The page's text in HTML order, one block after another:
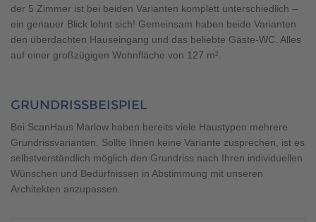
der 5 Zimmer ist bei beiden Varianten komplett unterschiedlich –
ein genauer Blick lohnt sich! Gemeinsam haben beide Varianten
den überdachten Hauseingang und das beliebte Gäste-WC. Alles
auf einer großzügigen Wohnfläche von 127 m².
GRUNDRISSBEISPIEL
Bei ScanHaus Marlow haben bereits viele Haustypen mehrere
Grundrissvarianten. Sollte Ihnen keine Variante zusprechen, ist es
selbstverständlich möglich den Grundriss nach Ihren individuellen
Wünschen und Bedürfnissen in Abstimmung mit unseren
Architekten anzupassen.